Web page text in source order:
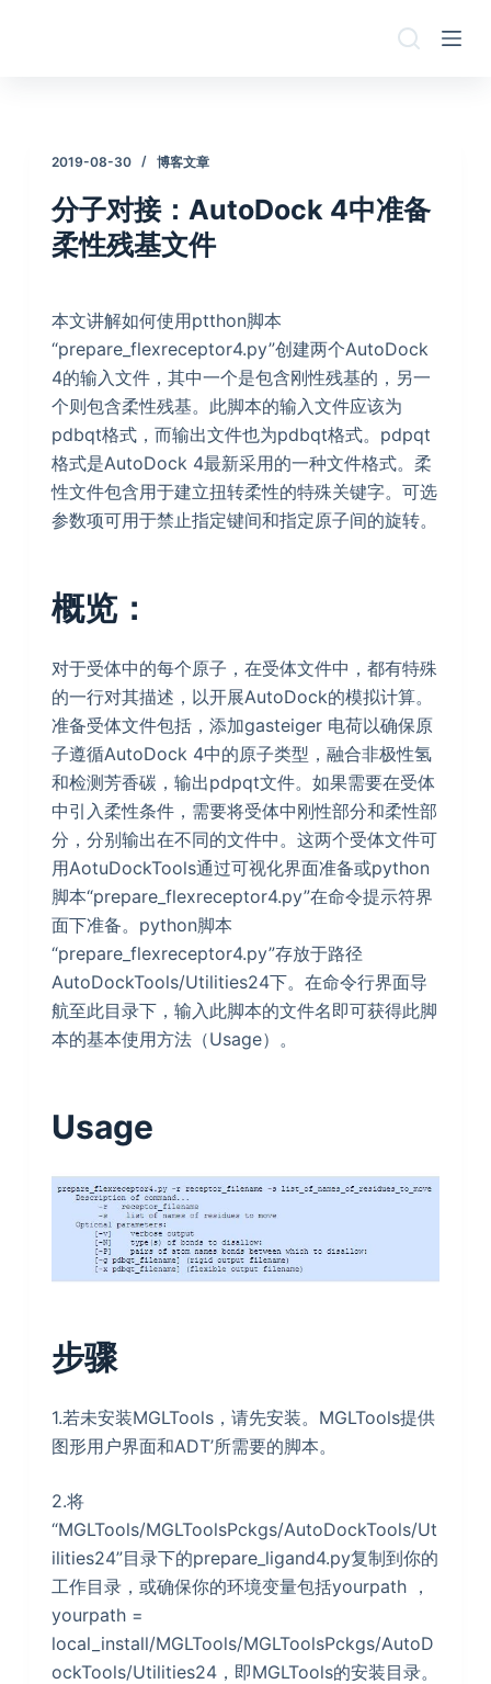
2019-08-30 博客文章
分子对接：AutoDock 4中准备
柔性残基文件
本文讲解如何使用ptthon脚本
“prepare_flexreceptor4.py”创建两个AutoDock
4的输入文件，其中一个是包含刚性残基的，另一
个则包含柔性残基。此脚本的输入文件应该为
pdbqt格式，而输出文件也为pdbqt格式。pdpqt
格式是AutoDock 4最新采用的一种文件格式。柔
性文件包含用于建立扭转柔性的特殊关键字。可选
参数项可用于禁止指定键间和指定原子间的旋转。
概览：
对于受体中的每个原子，在受体文件中，都有特殊
的一行对其描述，以开展AutoDock的模拟计算。
准备受体文件包括，添加gasteiger 电荷以确保原
子遵循AutoDock 4中的原子类型，融合非极性氢
和检测芳香碳，输出pdpqt文件。如果需要在受体
中引入柔性条件，需要将受体中刚性部分和柔性部
分，分别输出在不同的文件中。这两个受体文件可
用AotuDockTools通过可视化界面准备或python
脚本“prepare_flexreceptor4.py”在命令提示符界
面下准备。python脚本
“prepare_flexreceptor4.py”存放于路径
AutoDockTools/Utilities24下。在命令行界面导
航至此目录下，输入此脚本的文件名即可获得此脚
本的基本使用方法（Usage）。
Usage
步骤
1.若未安装MGLTools，请先安装。MGLTools提供
图形用户界面和ADT’所需要的脚本。
2.将
“MGLTools/MGLToolsPckgs/AutoDockTools/Ut
ilities24”目录下的prepare_ligand4.py复制到你的
工作目录，或确保你的环境变量包括yourpath ，
yourpath =
local_install/MGLTools/MGLToolsPckgs/AutoD
ockTools/Utilities24，即MGLTools的安装目录。